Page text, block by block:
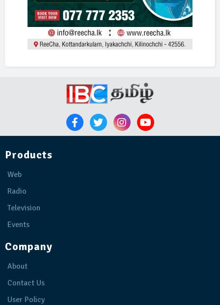
Products
Web
Radio
Television
Events
Company
About
Contact Us
User Policy